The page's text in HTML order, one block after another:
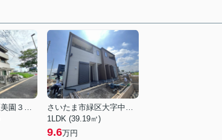
さいたま市緑区美園３丁目
さいたま市緑区大字中野田
1LDK (39.19㎡)
9.6万円